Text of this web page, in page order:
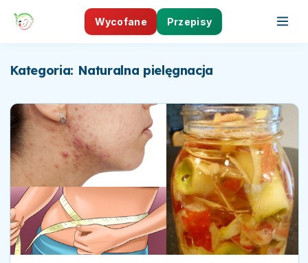
Wycofane Przepisy
Kategoria: Naturalna pielęgnacja